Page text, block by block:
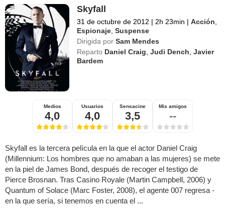
Skyfall
31 de octubre de 2012 | 2h 23min | Acción
Espionaje ,Suspense
Dirigida por Sam Mendes
Reparto Daniel Craig ,Judi Dench ,Javier
Bardem
Medios
4,0
Usuarios
4,0
Sensacine
3,5
Mis amigos
--
Skyfall es la tercera película en la que el actor Daniel Craig
(Millennium: Los hombres que no amaban a las mujeres) se mete
en la piel de James Bond, después de recoger el testigo de
Pierce Brosnan. Tras Casino Royale (Martin Campbell, 2006) y
Quantum of Solace (Marc Foster, 2008), el agente 007 regresa -
en la que sería, si tenemos en cuenta el ...